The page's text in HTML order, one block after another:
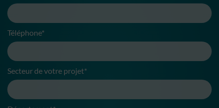
Téléphone*
Secteur de votre projet*